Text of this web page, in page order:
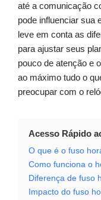
até a comunicação
pode influenciar sua
leve em conta as
para ajustar seus
pouco de atenção e
ao máximo tudo o
preocupar com o
Acesso Rápido
O que é o fuso
Como funciona o
Diferença de fuso
Impacto do fuso